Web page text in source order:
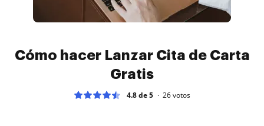
Cómo hacer Lanzar Cita de Carta
Gratis
4.8 de 5 26votos